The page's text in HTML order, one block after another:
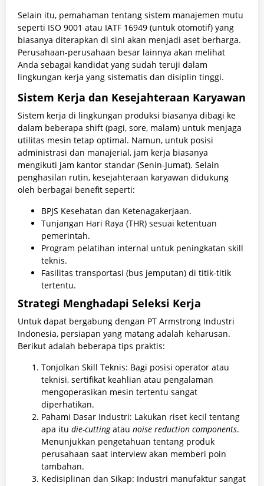
Selain itu, pemahaman tentang sistem manajemen mutu
seperti ISO 9001 atau IATF 16949 (untuk otomotif) yang
biasanya diterapkan di sini akan menjadi aset berharga.
Perusahaan-perusahaan besar lainnya akan melihat
Anda sebagai kandidat yang sudah teruji dalam
lingkungan kerja yang sistematis dan disiplin tinggi.
Sistem Kerja dan Kesejahteraan Karyawan
Sistem kerja di lingkungan produksi biasanya dibagi ke
dalam beberapa shift (pagi, sore, malam) untuk menjaga
utilitas mesin tetap optimal. Namun, untuk posisi
administrasi dan manajerial, jam kerja biasanya
mengikuti jam kantor standar (Senin-Jumat). Selain
penghasilan rutin, kesejahteraan karyawan didukung
oleh berbagai benefit seperti:
BPJS Kesehatan dan Ketenagakerjaan.
Tunjangan Hari Raya (THR) sesuai ketentuan
pemerintah.
Program pelatihan internal untuk peningkatan skill
teknis.
Fasilitas transportasi (bus jemputan) di titik-titik
tertentu.
Strategi Menghadapi Seleksi Kerja
Untuk dapat bergabung dengan PT Armstrong Industri
Indonesia, persiapan yang matang adalah keharusan.
Berikut adalah beberapa tips praktis:
Tonjolkan Skill Teknis: Bagi posisi operator atau
teknisi, sertifikat keahlian atau pengalaman
mengoperasikan mesin tertentu sangat
diperhatikan.
Pahami Dasar Industri: Lakukan riset kecil tentang
apa itu die-cuttingatau noise reduction components.
Menunjukkan pengetahuan tentang produk
perusahaan saat interview akan memberi poin
tambahan.
Kedisiplinan dan Sikap: Industri manufaktur sangat